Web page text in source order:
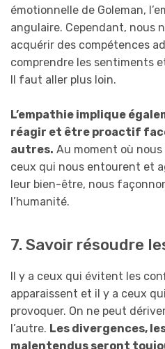
émotionnelle de Goleman,
angulaire. Cependant, nous
acquérir des compétences
comprendre les sentiments
Il faut aller plus loin.
L’empathie implique
réagir et être proactif
autres. Au moment où
ceux qui nous entourent et
leur bien-être, nous
l’humanité.
7. Savoir résoudre
Il y a ceux qui évitent les
apparaissent et il y a ceux
provoquer. On ne peut
l’autre. Les divergences,
malentendus seront